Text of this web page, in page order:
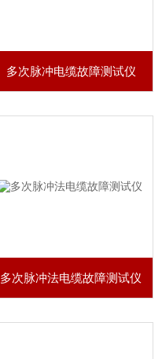
多次脉冲电缆故障测试仪
多次脉冲法电缆故障测试仪